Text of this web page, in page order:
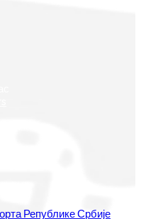
Републике Србије